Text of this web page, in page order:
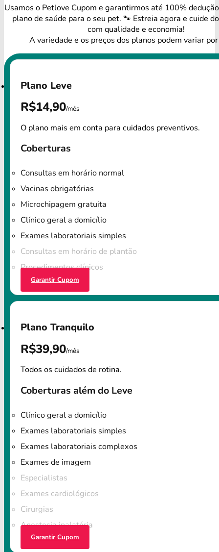
Usamos o Petlove Cupom e garantirmos até 100%
plano de saúde para o seu pet. 🐾 Estreia agora e cuide
com qualidade e economia!
A variedade e os preços dos planos podem variar
Plano Leve
R$14,90/mês
O plano mais em conta para cuidados preventivos.
Coberturas
Consultas em horário normal
Vacinas obrigatórias
Microchipagem gratuita
Clínico geral a domicílio
Exames laboratoriais simples
Consultas em horário de plantão
Procedimentos clínicos
Garantir Cupom
Plano Tranquilo
R$39,90/mês
Todos os cuidados de rotina.
Coberturas além do Leve
Clínico geral a domicílio
Exames laboratoriais simples
Exames laboratoriais complexos
Exames de imagem
Especialistas
Exames cardiológicos
Cirurgias
Anestesia inalatória
Garantir Cupom